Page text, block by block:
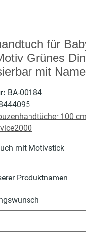
für
Grünes
mit
BA-00184
100
mit Motivstick
Produktnamen